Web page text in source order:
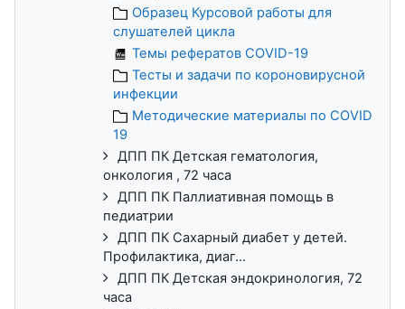
Образец Курсовой работы для
слушателей цикла
Темы рефератов COVID-19
Тесты и задачи по короновирусной
инфекции
Методические материалы по COVID
19
ДПП ПК Детская гематология,
онкология , 72 часа
ДПП ПК Паллиативная помощь в
педиатрии
ДПП ПК Сахарный диабет у детей.
Профилактика, диаг...
ДПП ПК Детская эндокринология, 72
часа